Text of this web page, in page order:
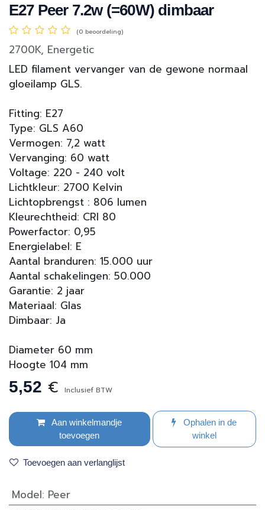
E27 Peer 7.2w (=60W) dimbaar
(0 beoordeling)
2700K, Energetic
LED filament vervanger van de gewone normaal
gloeilamp GLS.
Fitting: E27
Type: GLS A60
Vermogen: 7,2 watt
Vervanging: 60 watt
Voltage: 220 - 240 volt
Lichtkleur: 2700 Kelvin
Lichtopbrengst : 806 lumen
Kleurechtheid: CRI 80
Powerfactor: 0,95
Energielabel: E
Aantal branduren: 15.000 uur
Aantal schakelingen: 50.000
Garantie: 2 jaar
Materiaal: Glas
Dimbaar: Ja
Diameter 60 mm
Hoogte 104 mm
5,52 € Inclusief BTW
Aan winkelmandje
toevoegen
Ophalen in de
winkel
Toevoegen aan verlanglijst
Model: Peer